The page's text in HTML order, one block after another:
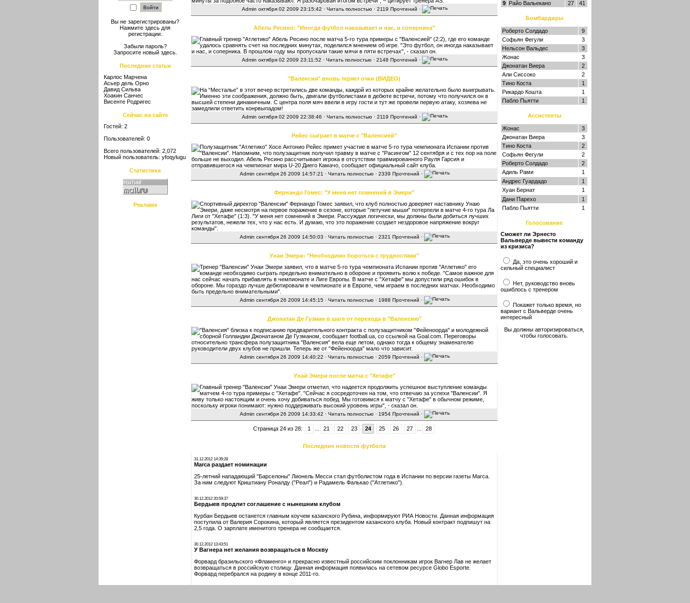
Вы не зарегистрированы?
Нажмите здесь для
регистрации.
Забыли пароль?
Запросите новый здесь.
Последние статьи
Карлос Марчена
Асьер дель Орно
Давид Сильва
Хоакин Санчес
Висенте Родригес
Сейчас на сайте
Гостей: 2
Пользователей: 0
Всего пользователей: 2,072
Новый пользователь: yfoqylugu
Статистика
Реклама
Admin октября 02 2009 23:15:42 · Читать полностью · 2119 Прочтений ·
Абель Ресино: "Иногда футбол наказывает и нас, и соперника"
Главный тренер "Атлетико" Абель Ресино после матча 5-го тура примеры с "Валенсией" (2:2), где его команде
удалось сравнять счет на последних минутах, поделился мнением об игре. "Это футбол, он иногда наказывает
и нас, и соперника. В прошлом году мы пропускали такие мячи в пяти встречах", - сказал он.
Admin октября 02 2009 23:11:52 · Читать полностью · 2148 Прочтений ·
"Валенсия" вновь теряет очки (ВИДЕО)
На “Месталье” в этот вечер встретились две команды, каждой из которых крайне желательно было выигрывать.
Именно эти соображения, должно быть, двигали футболистами в дебюте встречи, потому что получился он в
высшей степени динамичным. С центра поля мяч ввели в игру гости и тут же провели первую атаку, хозяева не
замедлили ответить конрвыпадом!
Admin октября 02 2009 22:38:46 · Читать полностью · 2119 Прочтений ·
Рейес сыграет в матче с "Валенсией"
Полузащитник "Атлетико" Хосе Антонио Рейес примет участие в матче 5-го тура чемпионата Испании против
"Валенсии". Напомним, что полузащитник получил травму в матче с "Расингом" 12 сентября и с тех пор на поле
больше не выходил. Абель Ресино рассчитывает игрока в отсутствии травмированного Рауля Гарсия и
отправившегося на чемпионат мира U-20 Диего Камачо, сообщает официальный сайт клуба.
Admin сентября 26 2009 14:57:21 · Читать полностью · 2339 Прочтений ·
Фернандо Гомес: "У меня нет сомнений в Эмери"
Спортивный директор "Валенсии" Фернандо Гомес заявил, что клуб полностью доверяет наставнику Унаю
Эмери, даже несмотря на первое поражение в сезоне, которые "летучие мыши" потерпели в матче 4-го тура Ла
Лиги от "Хетафе" (1:3). "У меня нет сомнений в Эмери. Рассуждая логически, мы должны были добиться лучших
результатов, нежели тех, что у нас есть. И думаю, что это поражение создает нездоровое напряжение вокруг
команды".
Admin сентября 26 2009 14:50:03 · Читать полностью · 2321 Прочтений ·
Унаи Эмери: "Необходимо бороться с трудностями"
Тренер "Валенсии" Унаи Эмери заявил, что в матче 5-го тура чемпионата Испании против "Атлетико" его
команде необходимо сыграть предельно внимательно в обороне и проявить волю к победе. "Самое важное для
нас сейчас начать прибавлять в чемпионате и Лиге Европы. В матче с "Хетафе" мы допустили ряд ошибок в
обороне. Мы гораздо лучше дебютировали в чемпионате и в Европе, чем играем в последних матчах. Необходимо
быть предельно внимательными".
Admin сентября 26 2009 14:45:15 · Читать полностью · 1988 Прочтений ·
Джонатан Де Гузман в шаге от перехода в "Валенсию"
"Валенсия" близка к подписанию предварительного контракта с полузащитником "Фейеноорда" и молодежной
сборной Голландии Джонатаном Де Гузманом, сообщает football.ua, со ссылкой на Goal.com. Переговоры
относительно трансфера полузащитника "Валенсия" вела еще летом, однако тогда к общему знаменателю
руководители двух клубов не пришли. Теперь же от "Фейеноорда" мало что зависит.
Admin сентября 26 2009 14:40:22 · Читать полностью · 2059 Прочтений ·
Унай Эмери после матча с "Хетафе"
Главный тренер "Валенсии" Унаи Эмери отметил, что надеется продолжить успешное выступление команды
матчем 4-го тура примеры с "Хетафе". "Сейчас я сосредоточен на том, что отвечаю за успехи "Валенсии". Я
живу только настоящим и очень хочу добиваться побед. Мы готовимся к матчу с "Хетафе" в обычном режиме,
поскольку игроки понимают: нужно поддерживать высокий уровень игры", - сказал он.
Admin сентября 26 2009 14:33:42 · Читать полностью · 1954 Прочтений ·
Страница 24 из 28: 1 21 22 23 24 25 26 27 28
Последние новости футбола
31.12.2012 14:39:28
Marca раздает номинации
25-летний нападающий "Барселоны" Лионель Месси стал футболистом года в Испании по версии газеты Marca.
За ним следуют Криштиану Роналду ("Реал") и Радамель Фалькао ("Атлетико").
30.12.2012 20:59:37
Бердыев продлит соглашение с нынешним клубом
Курбан Бердыев останется главным коучем казанского Рубина, информируют РИА Новости. Данная информация
поступила от Валерия Сорокина, который является президентом казанского клуба. Новый контракт подпишут на
2,5 года. О зарплате именитого тренера не сообщается.
30.12.2012 13:43:51
У Вагнера нет желания возвращаться в Москву
Форвард бразильского «Фламенго» и прекрасно известный российским поклонникам игрок Вагнер Лав не желает
возвращаться в российскую столицу. Данная информация появилась на сетевом ресурсе Globo Esporte.
Форвард перебрался на родину в конце 2011-го.
9 Райо Вальекано 27 41
Бомбардиры
Роберто Солдадо
9
Софьян Фегули
3
Нельсон Вальдес
3
Жонас
3
Джонатан Виера
2
Али Сиссоко
2
Тино Коста
1
Рикардо Кошта
1
Пабло Пьятти
1
Ассистенты
Жонас
3
Джонатан Виера
3
Тино Коста
2
Софьян Фегули
2
Роберто Солдадо
2
Адиль Рами
1
Андрес Гуардадо
1
Хуан Бернат
1
Дани Парехо
1
Пабло Пьятти
1
Голосование
Сможет ли Эрнесто
Вальверде вывести команду
из кризиса?
Да, это очень хороший и
сильный специалист
Нет, руководство вновь
ошиблось с тренером
Покажет только время, но
вариант с Вальверде очень
интересный
Вы должны авторизироваться,
чтобы голосовать.